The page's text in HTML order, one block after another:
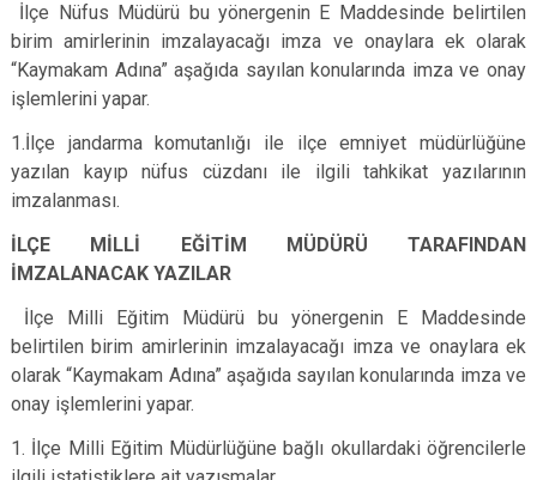
İlçe Nüfus Müdürü bu yönergenin E Maddesinde belirtilen
birim amirlerinin imzalayacağı imza ve onaylara ek olarak
“Kaymakam Adına” aşağıda sayılan konularında imza ve onay
işlemlerini yapar.
1.İlçe jandarma komutanlığı ile ilçe emniyet müdürlüğüne
yazılan kayıp nüfus cüzdanı ile ilgili tahkikat yazılarının
imzalanması.
İLÇE MİLLİ EĞİTİM MÜDÜRÜ TARAFINDAN
İMZALANACAK YAZILAR
İlçe Milli Eğitim Müdürü bu yönergenin E Maddesinde
belirtilen birim amirlerinin imzalayacağı imza ve onaylara ek
olarak “Kaymakam Adına” aşağıda sayılan konularında imza ve
onay işlemlerini yapar.
1. İlçe Milli Eğitim Müdürlüğüne bağlı okullardaki öğrencilerle